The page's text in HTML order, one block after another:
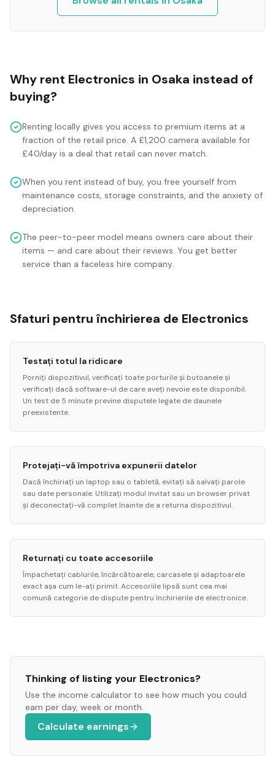
Why rent Electronics in Osaka instead of
buying?
Renting locally gives you access to premium items at a
fraction of the retail price. A £1,200 camera available for
£40/day is a deal that retail can never match.
When you rent instead of buy, you free yourself from
maintenance costs, storage constraints, and the anxiety of
depreciation.
The peer-to-peer model means owners care about their
items — and care about their reviews. You get better
service than a faceless hire company.
Sfaturi pentru închirierea de Electronics
Testați totul la ridicare
Porniți dispozitivul, verificați toate porturile și butoanele și
verificați dacă software-ul de care aveți nevoie este disponibil.
Un test de 5 minute previne disputele legate de daunele
preexistente.
Protejați-vă împotriva expunerii datelor
Dacă închiriați un laptop sau o tabletă, evitați să salvați parole
sau date personale. Utilizați modul invitat sau un browser privat
și deconectați-vă complet înainte de a returna dispozitivul.
Returnați cu toate accesoriile
Împachetați cablurile, încărcătoarele, carcasele și adaptoarele
exact așa cum le-ați primit. Accesoriile lipsă sunt cea mai
comună categorie de dispute pentru închirierile de electronice.
Thinking of listing your Electronics?
Use the income calculator to see how much you could
earn per day, week or month.
Calculate earnings